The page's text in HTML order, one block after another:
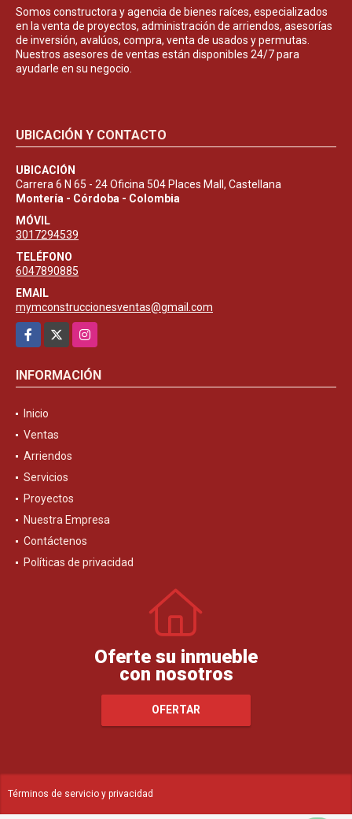
Somos constructora y agencia de bienes raíces, especializados
en la venta de proyectos, administración de arriendos, asesorías
de inversión, avalúos, compra, venta de usados y permutas.
Nuestros asesores de ventas están disponibles 24/7 para
ayudarle en su negocio.
UBICACIÓN Y CONTACTO
UBICACIÓN
Carrera 6 N 65 - 24 Oficina 504 Places Mall, Castellana
Montería - Córdoba - Colombia
MÓVIL
3017294539
TELÉFONO
6047890885
EMAIL
mymconstruccionesventas@gmail.com
Facebook
Instagram
INFORMACIÓN
Inicio
Ventas
Arriendos
Servicios
Proyectos
Nuestra Empresa
Contáctenos
Políticas de privacidad
Oferte su inmueble
con nosotros
OFERTAR
Términos de servicio y privacidad